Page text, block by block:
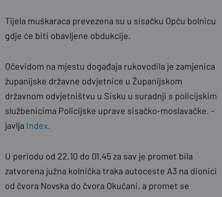
Tijela muškaraca prevezena su u sisačku Opću bolnicu
gdje će biti obavljene obdukcije.
Očevidom na mjestu događaja rukovodila je zamjenica
županijske državne odvjetnice u Županijskom
državnom odvjetništvu u Sisku u suradnji s policijskim
službenicima Policijske uprave sisačko-moslavačke. -
javlja Index.
U periodu od 22.10 do 01.45 za sav je promet bila
zatvorena južna kolnička traka autoceste A3 na dionici
od čvora Novska do čvora Okučani, a promet se